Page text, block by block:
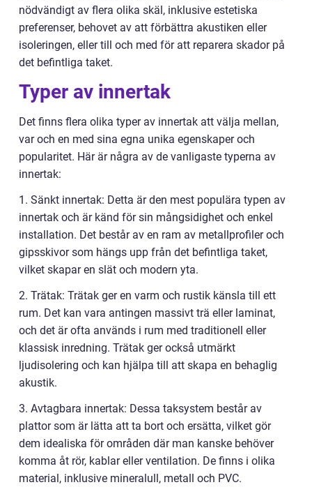
nödvändigt av flera olika skäl, inklusive estetiska
preferenser, behovet av att förbättra akustiken eller
isoleringen, eller till och med för att reparera skador på
det befintliga taket.
Typer av innertak
Det finns flera olika typer av innertak att välja mellan,
var och en med sina egna unika egenskaper och
popularitet. Här är några av de vanligaste typerna av
innertak:
1. Sänkt innertak: Detta är den mest populära typen av
innertak och är känd för sin mångsidighet och enkel
installation. Det består av en ram av metallprofiler och
gipsskivor som hängs upp från det befintliga taket,
vilket skapar en slät och modern yta.
2. Trätak: Trätak ger en varm och rustik känsla till ett
rum. Det kan vara antingen massivt trä eller laminat,
och det är ofta används i rum med traditionell eller
klassisk inredning. Trätak ger också utmärkt
ljudisolering och kan hjälpa till att skapa en behaglig
akustik.
3. Avtagbara innertak: Dessa taksystem består av
plattor som är lätta att ta bort och ersätta, vilket gör
dem idealiska för områden där man kanske behöver
komma åt rör, kablar eller ventilation. De finns i olika
material, inklusive mineralull, metall och PVC.